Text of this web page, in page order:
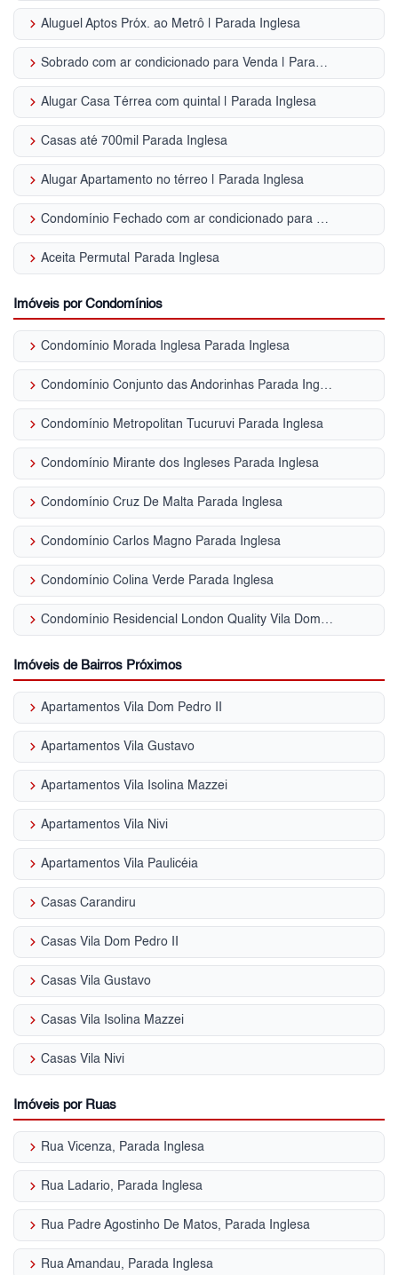
keyboard_arrow_right Aluguel Aptos Próx. ao Metrô | Parada Inglesa
keyboard_arrow_right Sobrado com ar condicionado para Venda | Parada Inglesa
keyboard_arrow_right Alugar Casa Térrea com quintal | Parada Inglesa
keyboard_arrow_right Casas até 700mil Parada Inglesa
keyboard_arrow_right Alugar Apartamento no térreo | Parada Inglesa
keyboard_arrow_right Condomínio Fechado com ar condicionado para Venda | Parada Inglesa
keyboard_arrow_right Aceita Permuta| Parada Inglesa
Imóveis por Condomínios
keyboard_arrow_right Condomínio Morada Inglesa Parada Inglesa
keyboard_arrow_right Condomínio Conjunto das Andorinhas Parada Inglesa
keyboard_arrow_right Condomínio Metropolitan Tucuruvi Parada Inglesa
keyboard_arrow_right Condomínio Mirante dos Ingleses Parada Inglesa
keyboard_arrow_right Condomínio Cruz De Malta Parada Inglesa
keyboard_arrow_right Condomínio Carlos Magno Parada Inglesa
keyboard_arrow_right Condomínio Colina Verde Parada Inglesa
keyboard_arrow_right Condomínio Residencial London Quality Vila Dom Pedro II
Imóveis de Bairros Próximos
keyboard_arrow_right Apartamentos Vila Dom Pedro II
keyboard_arrow_right Apartamentos Vila Gustavo
keyboard_arrow_right Apartamentos Vila Isolina Mazzei
keyboard_arrow_right Apartamentos Vila Nivi
keyboard_arrow_right Apartamentos Vila Paulicéia
keyboard_arrow_right Casas Carandiru
keyboard_arrow_right Casas Vila Dom Pedro II
keyboard_arrow_right Casas Vila Gustavo
keyboard_arrow_right Casas Vila Isolina Mazzei
keyboard_arrow_right Casas Vila Nivi
Imóveis por Ruas
keyboard_arrow_right Rua Vicenza, Parada Inglesa
keyboard_arrow_right Rua Ladario, Parada Inglesa
keyboard_arrow_right Rua Padre Agostinho De Matos, Parada Inglesa
keyboard_arrow_right Rua Amandau, Parada Inglesa